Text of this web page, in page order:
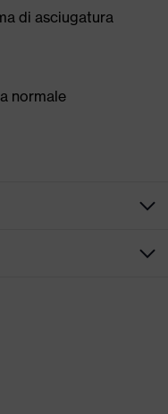
di asciugatura
normale